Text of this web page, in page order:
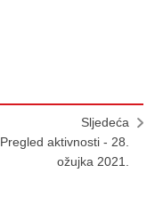
Sljedeća
Pregled aktivnosti - 28.
ožujka 2021.